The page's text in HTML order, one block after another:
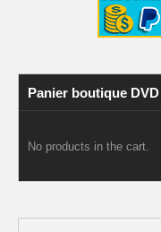
Panier boutique DVD
No products in the cart.